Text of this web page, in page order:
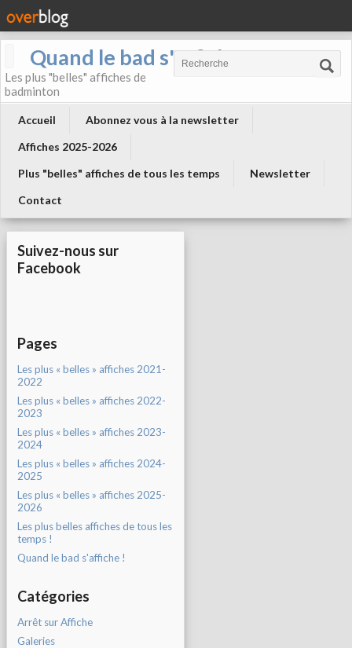
Quand le bad s'affiche !
Les plus "belles" affiches de
badminton
Accueil
Abonnez vous à la newsletter
Affiches 2025-2026
Plus "belles" affiches de tous les temps
Newsletter
Contact
Suivez-nous sur
Facebook
Pages
Les plus « belles » affiches 2021-
2022
Les plus « belles » affiches 2022-
2023
Les plus « belles » affiches 2023-
2024
Les plus « belles » affiches 2024-
2025
Les plus « belles » affiches 2025-
2026
Les plus belles affiches de tous les
temps !
Quand le bad s'affiche !
Catégories
Arrêt sur Affiche
Galeries